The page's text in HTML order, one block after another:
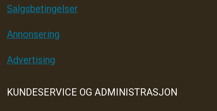
Salgsbetingelser
Annonsering
Advertising
KUNDESERVICE OG ADMINISTRASJON